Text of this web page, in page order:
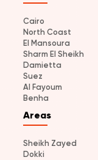
Cairo
North Coast
El Mansoura
Sharm El Sheikh
Damietta
Suez
Al Fayoum
Benha
Areas
Sheikh Zayed
Dokki